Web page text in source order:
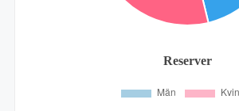
Reserver